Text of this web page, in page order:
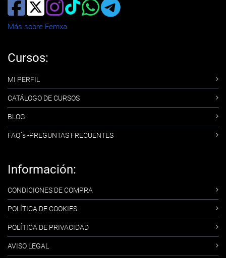
Más sobre Femxa
Cursos:
MI PERFIL
CATÁLOGO DE CURSOS
BLOG
FAQ´s -PREGUNTAS FRECUENTES
Información:
CONDICIONES DE COMPRA
POLÍTICA DE COOKIES
POLÍTICA DE PRIVACIDAD
AVISO LEGAL